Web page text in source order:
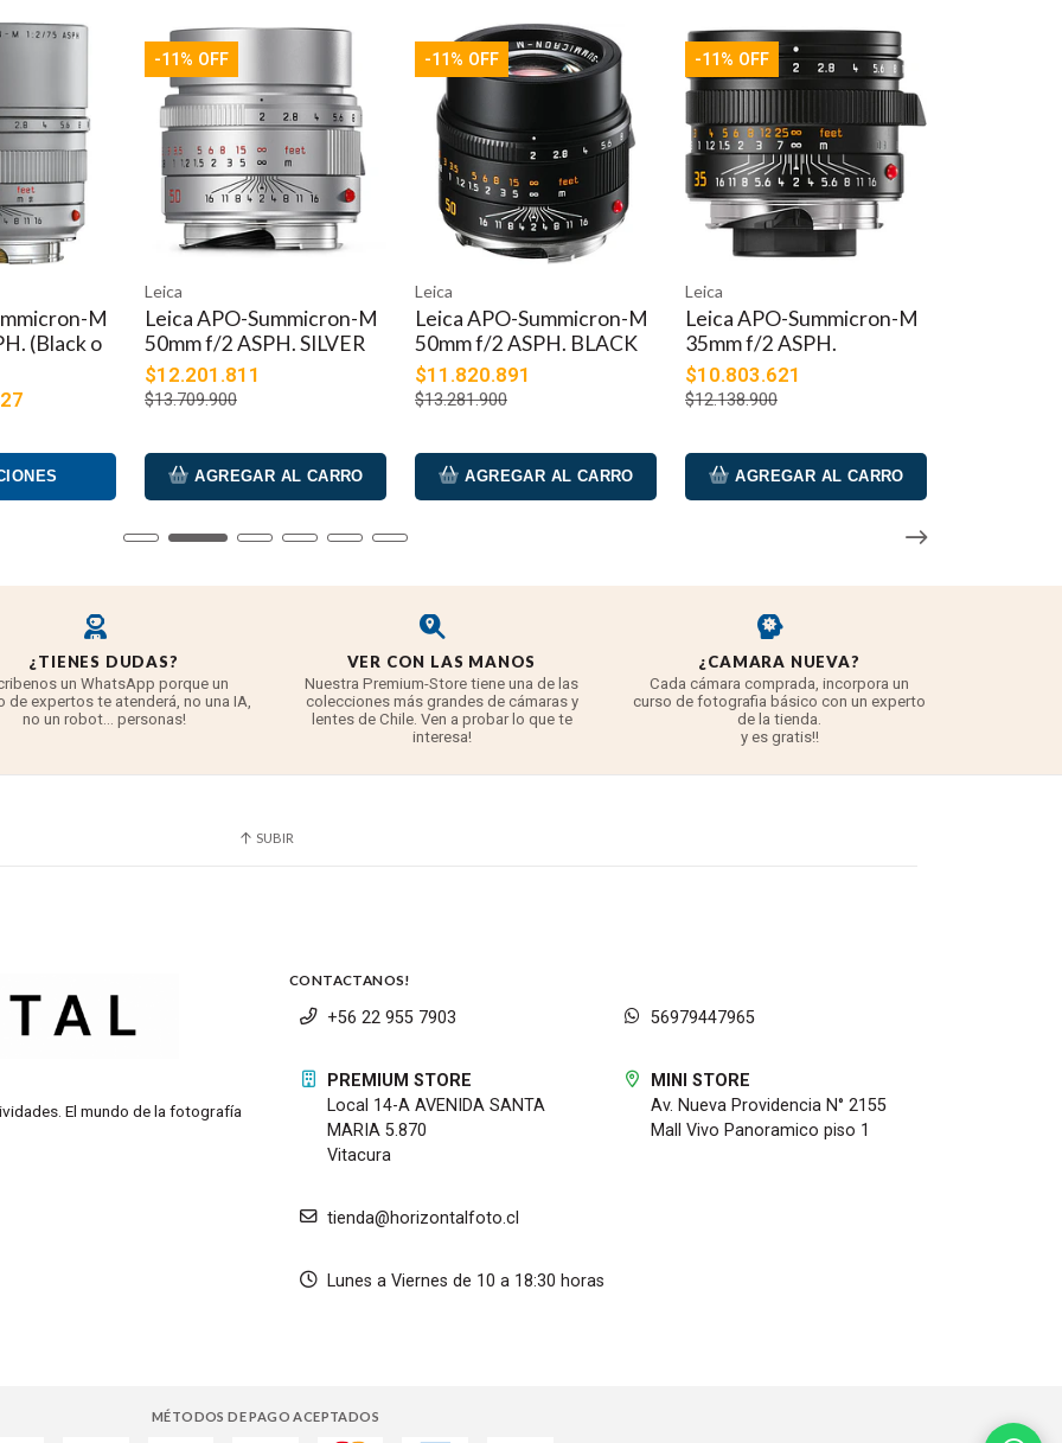
M
(Black o
-11% OFF
Leica
Leica APO-Summicron-M
50mm f/2 ASPH. SILVER
$12.201.811
$13.709.900
AGREGAR AL CARRO
-11% OFF
Leica
Leica APO-Summicron-M
50mm f/2 ASPH. BLACK
$11.820.891
$13.281.900
AGREGAR AL CARRO
-11% OFF
Leica
Leica APO-Summicron-M
35mm f/2 ASPH.
$10.803.621
$12.138.900
AGREGAR AL CARRO
¿TIENES DUDAS?
un WhatsApp porque un
de expertos te atenderá, no una IA,
no un robot... personas!
VER CON LAS MANOS
Nuestra Premium-Store tiene una de las
colecciones más grandes de cámaras y
lentes de Chile. Ven a probar lo que te
interesa!
¿CAMARA NUEVA?
Cada cámara comprada, incorpora un
curso de fotografia básico con un experto
de la tienda.
y es gratis!!
SUBIR
El mundo de la fotografía
CONTACTANOS!
+56 22 955 7903 56979447965
PREMIUM STORE
Local 14-A AVENIDA SANTA
MARIA 5.870
Vitacura
MINI STORE
Av. Nueva Providencia N° 2155
Mall Vivo Panoramico piso 1
tienda@horizontalfoto.cl
Lunes a Viernes de 10 a 18:30 horas
MÉTODOS DE PAGO ACEPTADOS